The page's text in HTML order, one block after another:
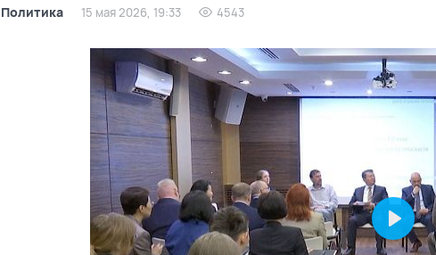
Политика 15 мая 2026, 19:33 4543
Play